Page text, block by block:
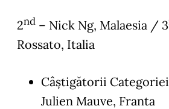
2nd – Nick Ng, Malaesia / 3
Rossato, Italia
Câștigătorii
Julien Mauve, Franta